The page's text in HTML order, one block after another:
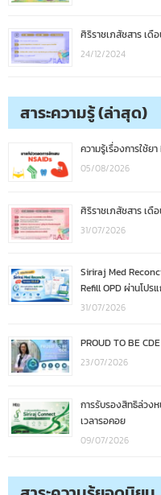
ศิริราชเภสัชสาร เดื
24/12/2024
สาระความรู้ (ล่าสุด)
ความรู้เรื่องการใช้ยา
05/08/2026
ศิริราชเภสัชสาร เดื
31/07/2026
Siriraj Med
Refill OPD ผ่านโปร
31/07/2026
PROUD TO BE
23/07/2026
การรับรองสิทธิล่วง
เวลารอคอย
09/07/2026